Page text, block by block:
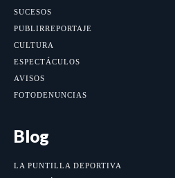
SUCESOS
PUBLIRREPORTAJE
CULTURA
ESPECTÁCULOS
AVISOS
FOTODENUNCIAS
Blog
LA PUNTILLA DEPORTIVA